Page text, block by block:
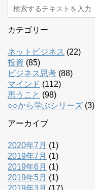
カテゴリー
ネットビジネス (22)
投資 (85)
ビジネス思考 (88)
マインド (112)
思うこと (98)
○○から学ぶシリーズ (3)
アーカイブ
2020年7月 (1)
2019年7月 (1)
2019年6月 (1)
2019年5月 (1)